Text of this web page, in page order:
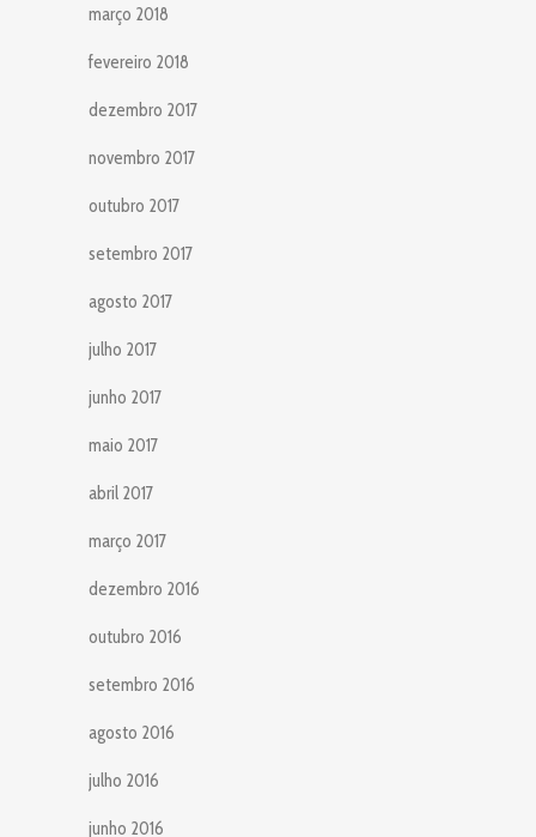
março 2018
fevereiro 2018
dezembro 2017
novembro 2017
outubro 2017
setembro 2017
agosto 2017
julho 2017
junho 2017
maio 2017
abril 2017
março 2017
dezembro 2016
outubro 2016
setembro 2016
agosto 2016
julho 2016
junho 2016